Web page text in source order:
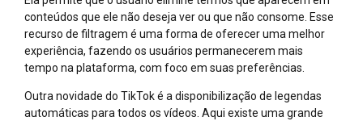
conteúdos que ele não deseja ver ou que não consome. Esse
recurso de filtragem é uma forma de oferecer uma melhor
experiência, fazendo os usuários permanecerem mais
tempo na plataforma, com foco em suas preferências.
Outra novidade do TikTok é a disponibilização de legendas
automáticas para todos os vídeos. Aqui existe uma grande